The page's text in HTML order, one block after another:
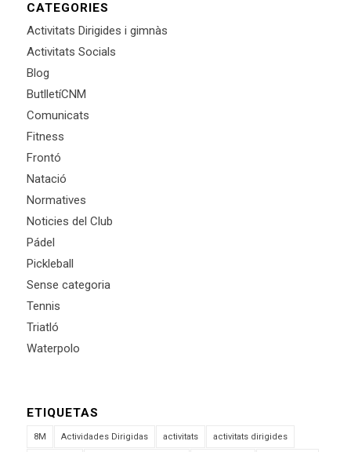
CATEGORIES
Activitats Dirigides i gimnàs
Activitats Socials
Blog
ButlletíCNM
Comunicats
Fitness
Frontó
Natació
Normatives
Noticies del Club
Pádel
Pickleball
Sense categoria
Tennis
Triatló
Waterpolo
ETIQUETAS
8M Actividades Dirigidas activitats activitats dirigides